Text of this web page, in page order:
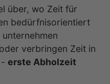
über, wo Zeit für
bedürfnisorientiert
verbringen Zeit in
erste Abholzeit